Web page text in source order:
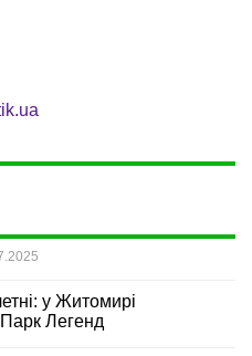
у Житомирі
Легенд